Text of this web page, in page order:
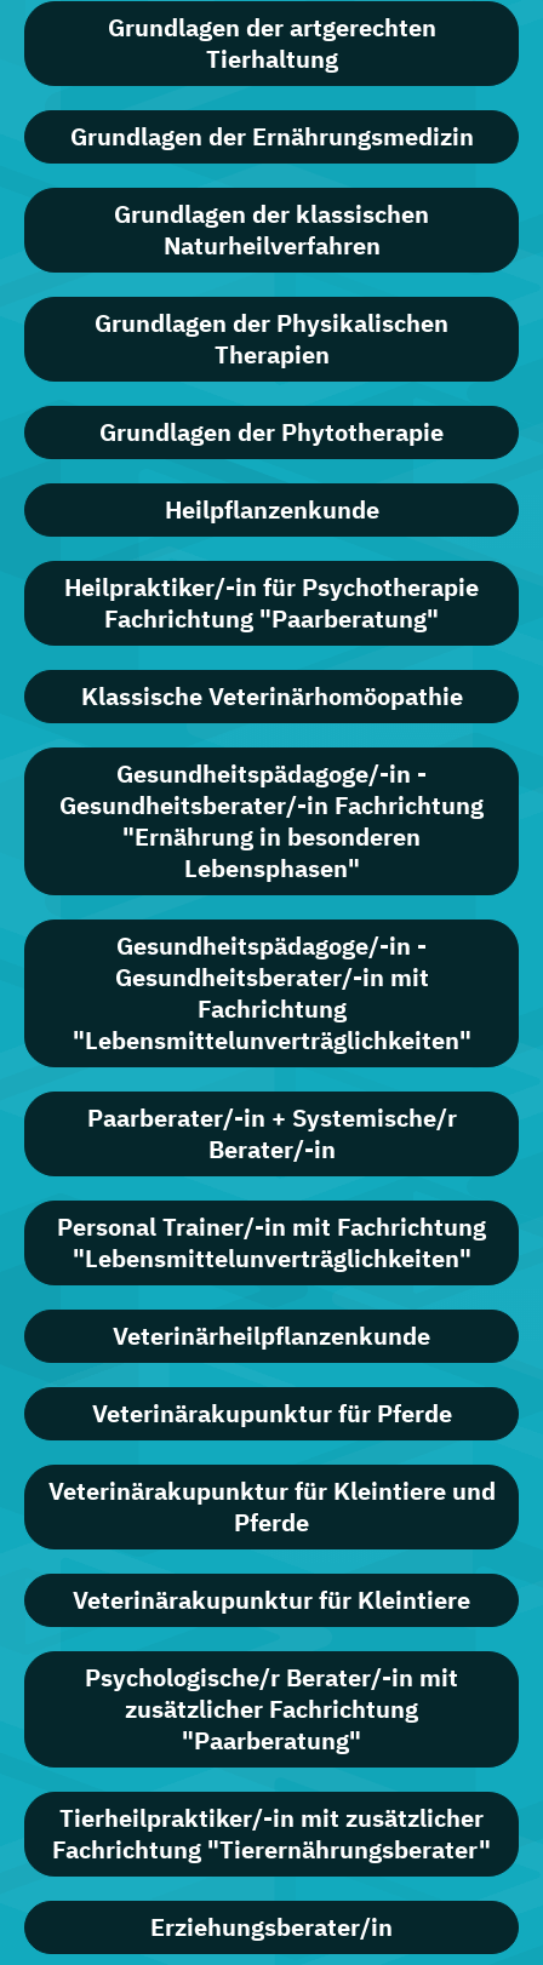
Grundlagen der artgerechten
Tierhaltung
Grundlagen der Ernährungsmedizin
Grundlagen der klassischen
Naturheilverfahren
Grundlagen der Physikalischen
Therapien
Grundlagen der Phytotherapie
Heilpflanzenkunde
Heilpraktiker/-in für Psychotherapie
Fachrichtung "Paarberatung"
Klassische Veterinärhomöopathie
Gesundheitspädagoge/-in -
Gesundheitsberater/-in Fachrichtung
"Ernährung in besonderen
Lebensphasen"
Gesundheitspädagoge/-in -
Gesundheitsberater/-in mit
Fachrichtung
"Lebensmittelunverträglichkeiten"
Paarberater/-in + Systemische/r
Berater/-in
Personal Trainer/-in mit Fachrichtung
"Lebensmittelunverträglichkeiten"
Veterinärheilpflanzenkunde
Veterinärakupunktur für Pferde
Veterinärakupunktur für Kleintiere und
Pferde
Veterinärakupunktur für Kleintiere
Psychologische/r Berater/-in mit
zusätzlicher Fachrichtung
"Paarberatung"
Tierheilpraktiker/-in mit zusätzlicher
Fachrichtung "Tierernährungsberater"
Erziehungsberater/in